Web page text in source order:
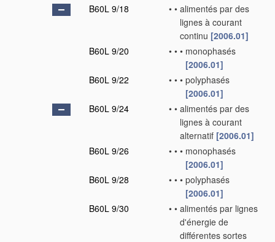
B60L 9/18
• • alimentés par des
lignes à courant
continu [2006.01]
B60L 9/20
• • • monophasés
[2006.01]
B60L 9/22
• • • polyphasés
[2006.01]
B60L 9/24
• • alimentés par des
lignes à courant
alternatif [2006.01]
B60L 9/26
• • • monophasés
[2006.01]
B60L 9/28
• • • polyphasés
[2006.01]
B60L 9/30
• • alimentés par lignes
d'énergie de
différentes sortes